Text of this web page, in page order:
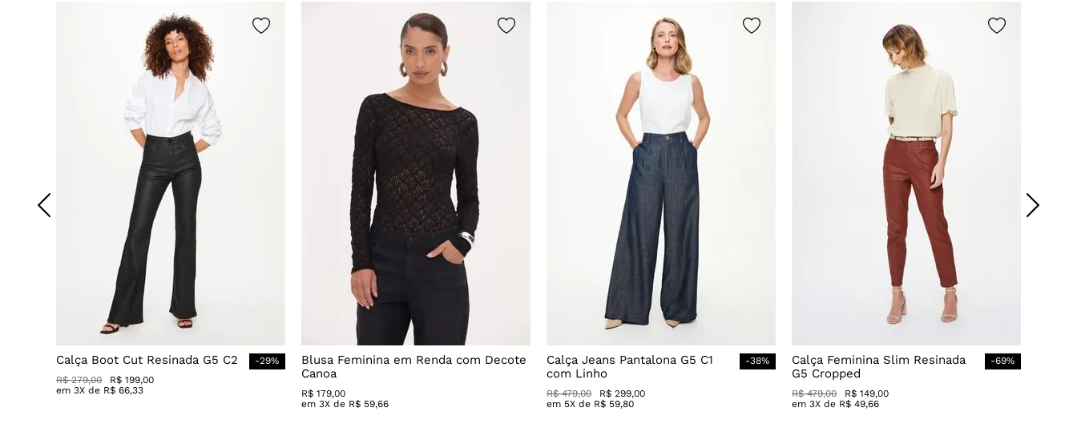
Calça Boot Cut Resinada G5 C2 -29%
R$ 279,00 R$ 199,00
em3X de R$ 66,33
Blusa Feminina em Renda com Decote
Canoa
R$ 179,00
em3X de R$ 59,66
Calça Jeans Pantalona G5 C1
com Linho
-38%
R$ 479,00 R$ 299,00
em 5X de R$ 59,80
Calça Feminina Slim Resinada
G5 Cropped
-69%
R$ 479,00 R$ 149,00
em3X de R$ 49,66